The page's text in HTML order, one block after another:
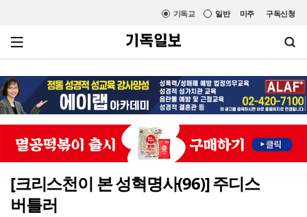
미주 구독신청
일반
기독교
[크리스천이 본 성혁명사(96)] 주디스
버틀러